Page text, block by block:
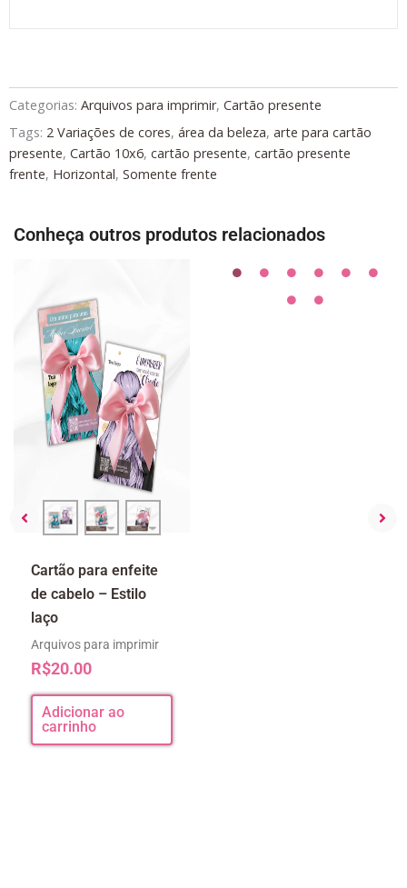
Categorias: Arquivos para imprimir, Cartão presente
Tags: 2 Variações de cores, área da beleza, arte para cartão
presente, Cartão 10x6, cartão presente, cartão presente
frente, Horizontal, Somente frente
Conheça outros produtos relacionados
Cartão para enfeite
de cabelo – Estilo
laço
Arquivos para imprimir
R$20.00
Adicionar ao
carrinho